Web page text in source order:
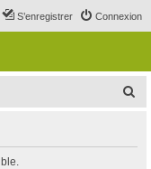
Connexion
S’enregistrer